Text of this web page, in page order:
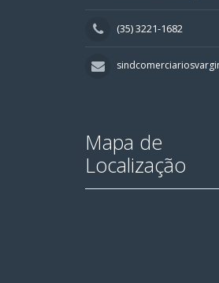
(35) 3221-1682
Mapa de
Localização